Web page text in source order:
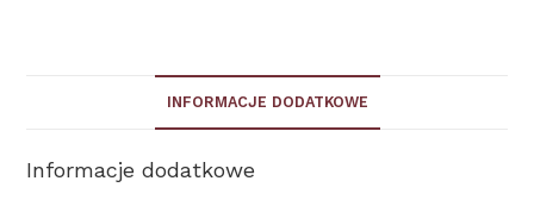
INFORMACJE DODATKOWE
Informacje dodatkowe